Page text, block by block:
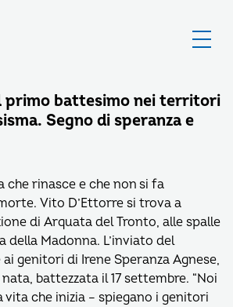
primo battesimo nei territori
Segno di speranza e
che rinasce e che non si fa
Vito D’Ettorre si trova a
di Arquata del Tronto, alle spalle
della Madonna. L’inviato del
genitori di Irene Speranza Agnese,
battezzata il 17 settembre. “Noi
vita che inizia – spiegano i genitori